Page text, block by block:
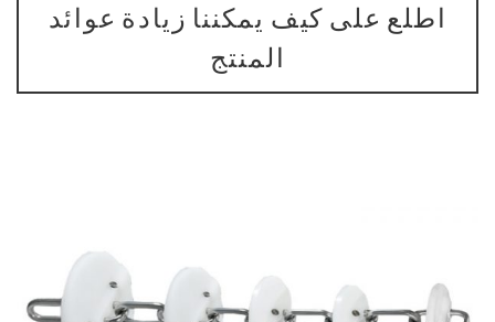
على كيف يمكننا زيادة عوائد
المنتج